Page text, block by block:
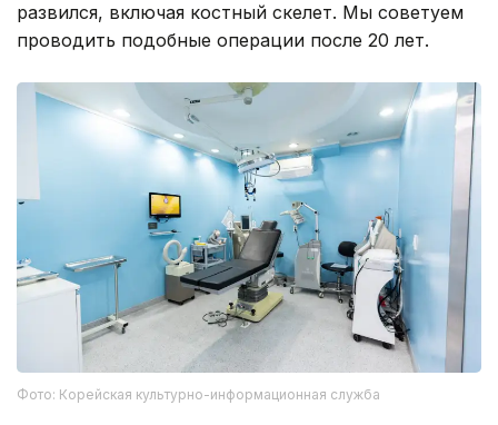
развился, включая костный скелет. Мы советуем
проводить подобные операции после 20 лет.
Фото: Корейская культурно-информационная служба